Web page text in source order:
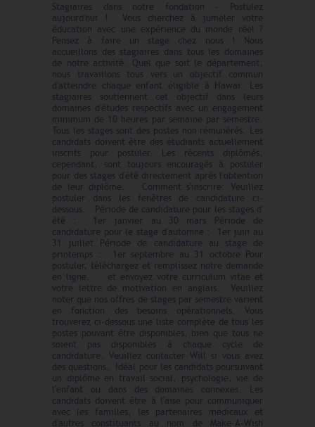
Stagiaires dans notre fondation - Postulez
aujourd'hui ! Vous cherchez à jumeler votre
éducation avec une expérience du monde réel ?
Pensez à faire un stage chez nous ! Nous
accueillons des stagiaires dans tous les domaines
de notre activité. Quel que soit le département,
nous travaillons tous vers un objectif commun
d'atteindre chaque enfant éligible à Hawaï. Les
stagiaires soutiennent cet objectif dans leurs
domaines d'études respectifs avec un engagement
minimum de 10 heures par semaine par semestre.
Tous les stages sont des postes non rémunérés. Les
candidats doivent être des étudiants actuellement
inscrits pour postuler. Les récents diplômés,
cependant, sont toujours encouragés à postuler
pour des stages d'été directement après l'obtention
de leur diplôme. Comment s'inscrire: Veuillez
postuler dans les fenêtres de candidature ci-
dessous. Période de candidature pour les stages d'
été : 1er janvier au 30 mars Période de
candidature pour le stage d'automne : 1er juin au
31 juillet Période de candidature au stage de
printemps : 1er septembre au 31 octobre Pour
postuler, téléchargez et remplissez notre demande
en ligne. et envoyez votre curriculum vitae et
votre lettre de motivation en anglais. Veuillez
noter que nos offres de stages par semestre varient
en fonction des besoins opérationnels. Vous
trouverez ci-dessous une liste complète de tous les
postes pouvant être disponibles, bien que tous ne
soient pas disponibles à chaque cycle de
candidature. Veuillez contacter Will si vous avez
des questions. Idéal pour les candidats poursuivant
un diplôme en travail social, psychologie, vie de
l'enfant ou dans des domaines connexes. Les
candidats doivent être à l'aise pour communiquer
avec les familles, les partenaires médicaux et
d'autres constituants au nom de Make-A-Wish